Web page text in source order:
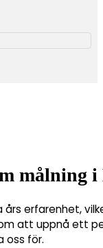
målning i
års erfarenhet,
att uppnå ett
oss för.